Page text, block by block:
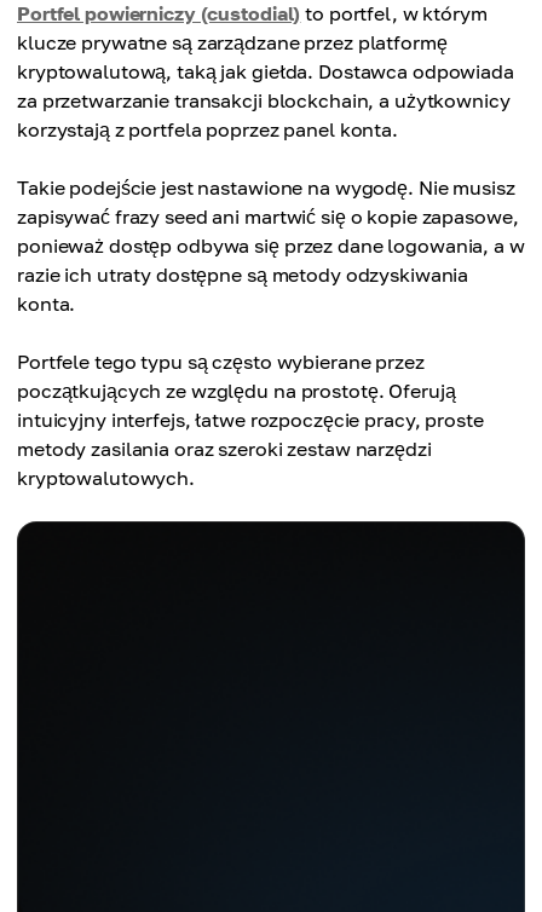
Portfel powierniczy (custodial) to portfel, w którym
klucze prywatne są zarządzane przez platformę
kryptowalutową, taką jak giełda. Dostawca odpowiada
za przetwarzanie transakcji blockchain, a użytkownicy
korzystają z portfela poprzez panel konta.
Takie podejście jest nastawione na wygodę. Nie musisz
zapisywać frazy seed ani martwić się o kopie zapasowe,
ponieważ dostęp odbywa się przez dane logowania, a w
razie ich utraty dostępne są metody odzyskiwania
konta.
Portfele tego typu są często wybierane przez
początkujących ze względu na prostotę. Oferują
intuicyjny interfejs, łatwe rozpoczęcie pracy, proste
metody zasilania oraz szeroki zestaw narzędzi
kryptowalutowych.